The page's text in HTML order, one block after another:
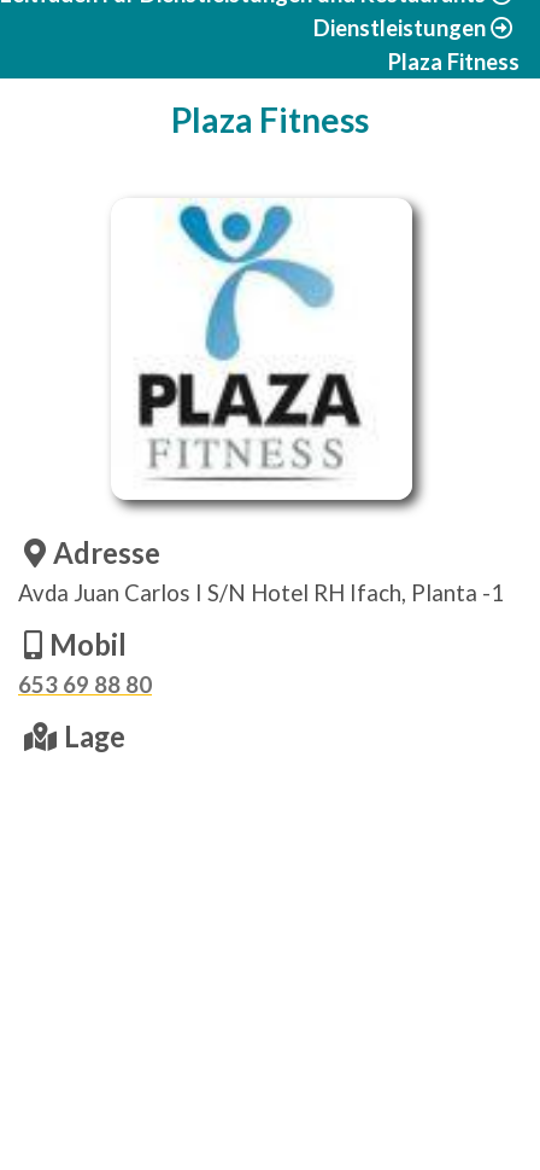
Dienstleistungen
Plaza Fitness
Plaza Fitness
Adresse
Avda Juan Carlos I S/N Hotel RH Ifach, Planta -1​
Mobil
653 69 88 80
Lage